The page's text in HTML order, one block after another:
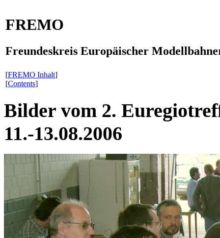
FREMO
Freundeskreis Europäischer
[FREMO Inhalt]
[Contents]
Bilder vom 2.
11.-13.08.2006